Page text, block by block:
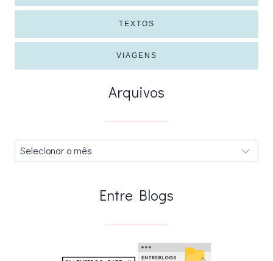
TEXTOS
VIAGENS
Arquivos
Arquivos
Entre Blogs